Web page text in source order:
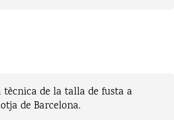
tècnica de la talla de fusta a
de Barcelona.